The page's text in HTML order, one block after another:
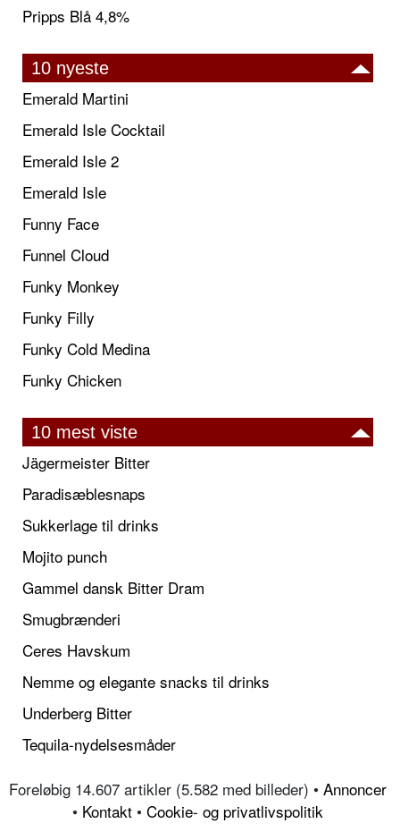
Pripps Blå 4,8%
10 nyeste
Emerald Martini
Emerald Isle Cocktail
Emerald Isle 2
Emerald Isle
Funny Face
Funnel Cloud
Funky Monkey
Funky Filly
Funky Cold Medina
Funky Chicken
10 mest viste
Jägermeister Bitter
Paradisæblesnaps
Sukkerlage til drinks
Mojito punch
Gammel dansk Bitter Dram
Smugbrænderi
Ceres Havskum
Nemme og elegante snacks til drinks
Underberg Bitter
Tequila-nydelsesmåder
Foreløbig 14.607 artikler (5.582 med billeder) • Annoncer
• Kontakt • Cookie- og privatlivspolitik